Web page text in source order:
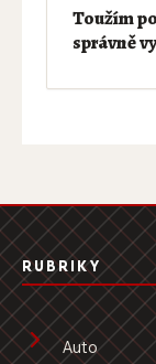
Toužím
správně
RUBRIKY
Auto